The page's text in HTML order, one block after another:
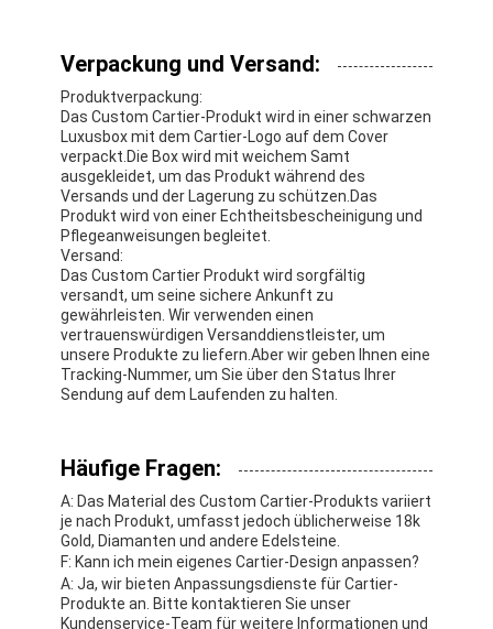
Verpackung und Versand:
Produktverpackung:
Das Custom Cartier-Produkt wird in einer schwarzen
Luxusbox mit dem Cartier-Logo auf dem Cover
verpackt.Die Box wird mit weichem Samt
ausgekleidet, um das Produkt während des
Versands und der Lagerung zu schützen.Das
Produkt wird von einer Echtheitsbescheinigung und
Pflegeanweisungen begleitet.
Versand:
Das Custom Cartier Produkt wird sorgfältig
versandt, um seine sichere Ankunft zu
gewährleisten. Wir verwenden einen
vertrauenswürdigen Versanddienstleister, um
unsere Produkte zu liefern.Aber wir geben Ihnen eine
Tracking-Nummer, um Sie über den Status Ihrer
Sendung auf dem Laufenden zu halten.
Häufige Fragen:
A: Das Material des Custom Cartier-Produkts variiert
je nach Produkt, umfasst jedoch üblicherweise 18k
Gold, Diamanten und andere Edelsteine.
F: Kann ich mein eigenes Cartier-Design anpassen?
A: Ja, wir bieten Anpassungsdienste für Cartier-
Produkte an. Bitte kontaktieren Sie unser
Kundenservice-Team für weitere Informationen und